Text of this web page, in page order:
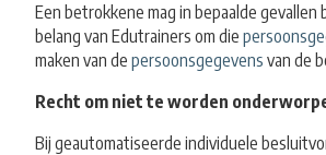
Een betrokkene mag in bepaalde
belang van Edutrainers om die
maken van de persoonsgegevens van de
Recht om niet te worden
Bij geautomatiseerde individuele